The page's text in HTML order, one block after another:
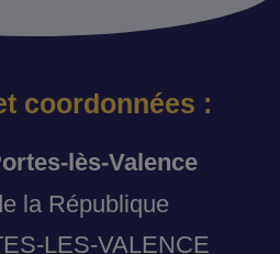
coordonnées :
lès-Valence
la République
LES-VALENCE